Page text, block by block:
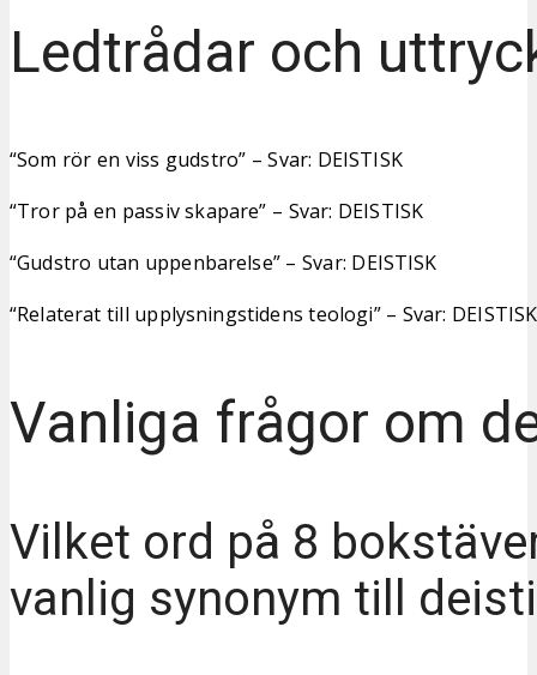
Ledtrådar och
“Som rör en viss gudstro” – Svar: DEISTISK
“Tror på en passiv skapare” – Svar: DEISTISK
“Gudstro utan uppenbarelse” – Svar: DEISTISK
“Relaterat till upplysningstidens teologi” – Svar: DEISTISK
Vanliga frågor om
Vilket ord på 8
vanlig synonym till